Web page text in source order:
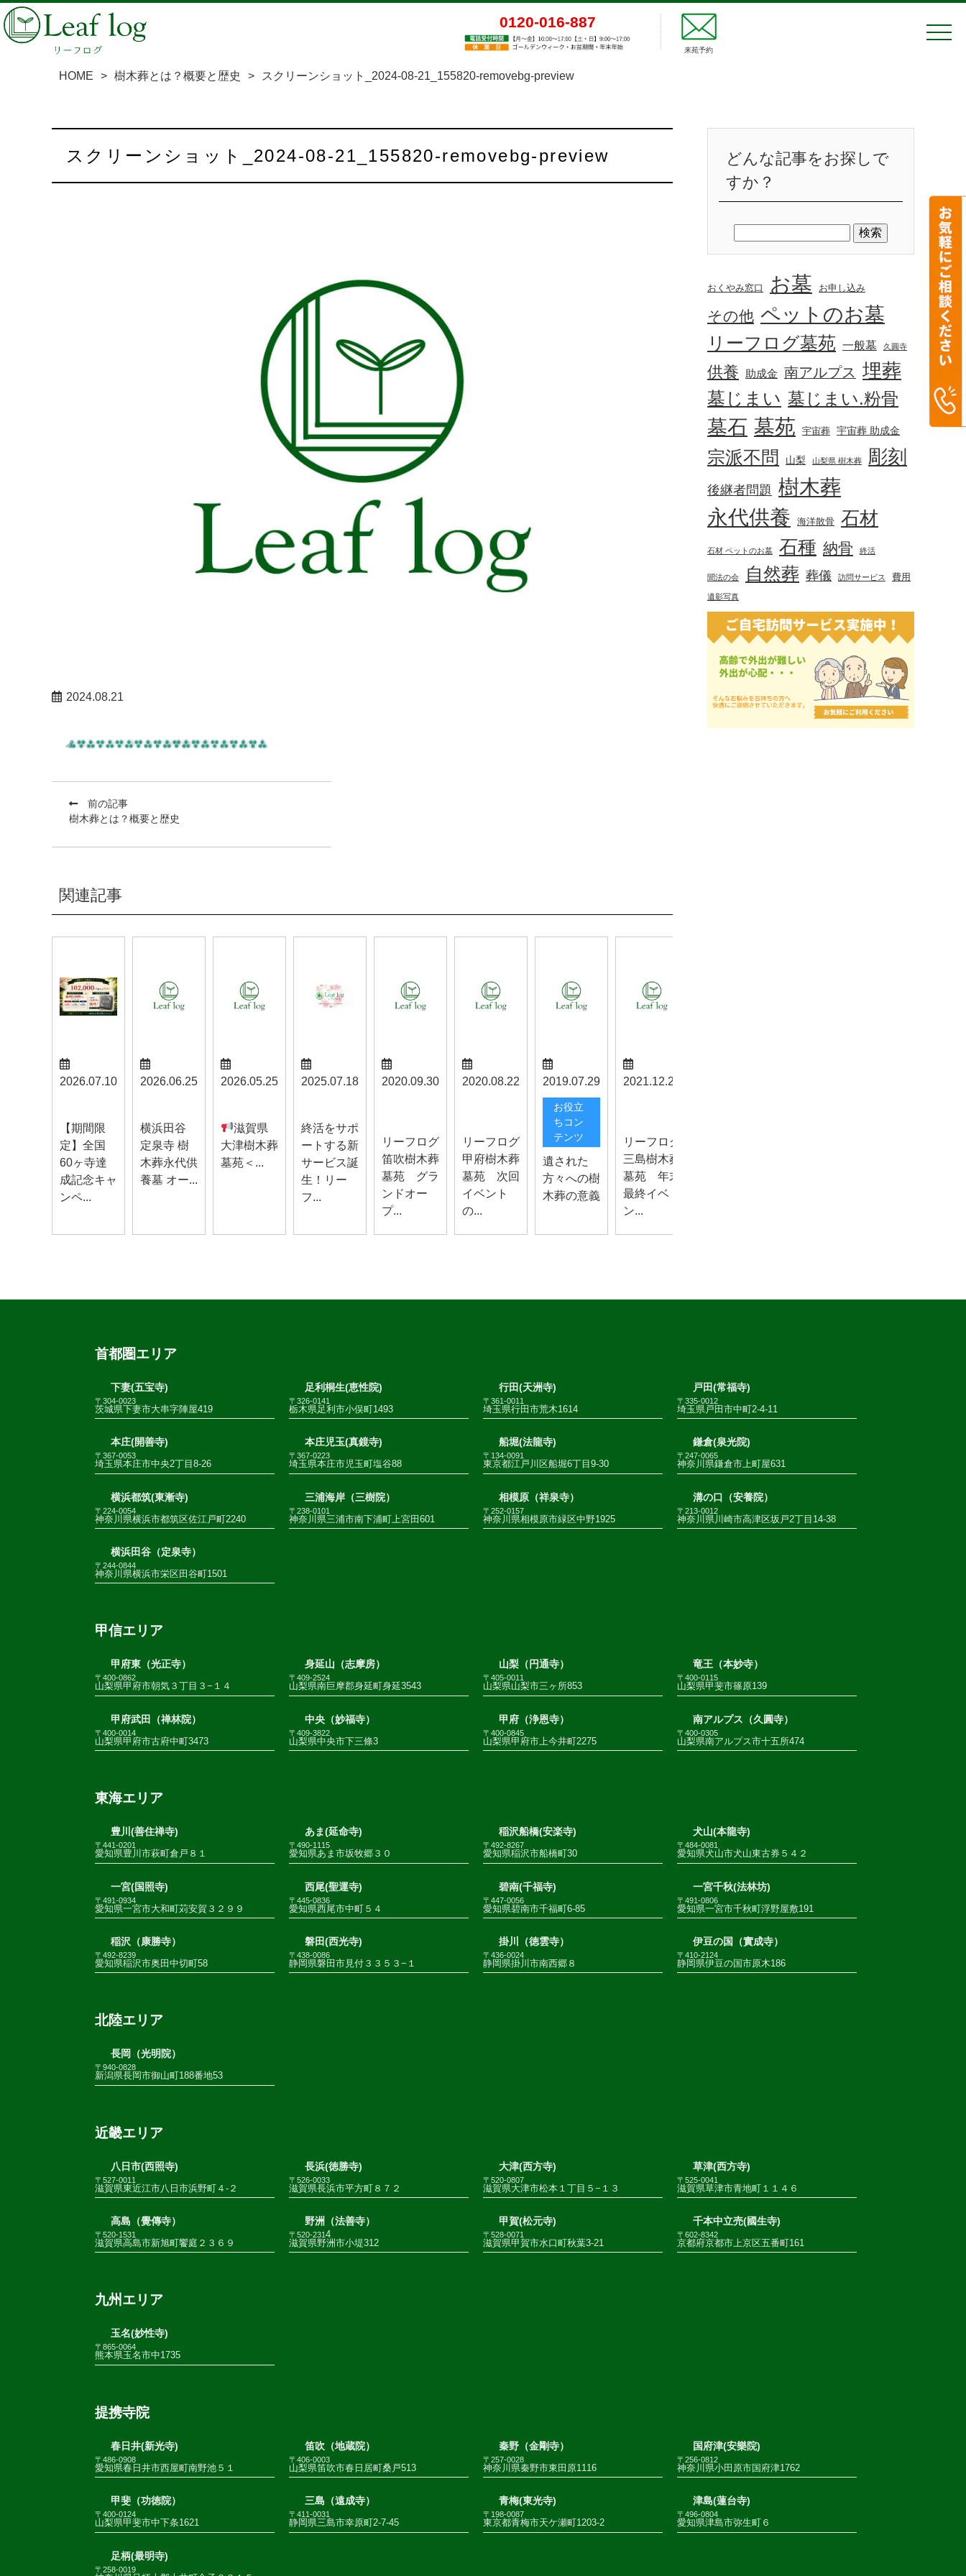
0120-016-887
来苑予約
HOME > 樹木葬とは？概要と歴史 > スクリーンショット_2024-08-21_155820-removebg-preview
スクリーンショット_2024-08-21_155820-removebg-preview
2024.08.21
前の記事
樹木葬とは？概要と歴史
関連記事
2026.07.10
【期間限
定】全国
60ヶ寺達
成記念キャ
ンペ...
2026.06.25
横浜田谷
定泉寺 樹
木葬永代供
養墓 オー...
2026.05.25
滋賀県
大津樹木葬
墓苑＜...
2025.07.18
終活をサポ
ートする新
サービス誕
生！リー
フ...
2020.09.30
リーフログ
笛吹樹木葬
墓苑 グラ
ンドオー
プ...
2020.08.22
リーフログ
甲府樹木葬
墓苑 次回
イベント
の...
2019.07.29
お役立
ちコン
テンツ
遺された
方々への樹
木葬の意義
2021.12.20
リーフログ
三島樹木葬
墓苑 年末
最終イベ
ン...
どんな記事をお探しで
すか？
おくやみ窓口 お墓 お申し込み
その他 ペットのお墓
リーフログ墓苑 一般墓 久圓寺
供養 助成金 南アルプス 埋葬
墓じまい 墓じまい.粉骨
墓石 墓苑 宇宙葬 宇宙葬 助成金
宗派不問 山梨 山梨県 樹木葬 彫刻
後継者問題 樹木葬
永代供養 海洋散骨 石材
石材 ペットのお墓 石種 納骨 終活
聞法の会 自然葬 葬儀 訪問サービス 費用
遺影写真
首都圏エリア
下妻(五宝寺)
〒304-0023
茨城県下妻市大串字陣屋419
足利桐生(恵性院)
〒326-0141
栃木県足利市小俣町1493
行田(天洲寺)
〒361-0011
埼玉県行田市荒木1614
戸田(常福寺)
〒335-0012
埼玉県戸田市中町2-4-11
本庄(開善寺)
〒367-0053
埼玉県本庄市中央2丁目8-26
本庄児玉(真鏡寺)
〒367-0223
埼玉県本庄市児玉町塩谷88
船堀(法龍寺)
〒134-0091
東京都江戸川区船堀6丁目9-30
鎌倉(泉光院)
〒247-0065
神奈川県鎌倉市上町屋631
横浜都筑(東漸寺)
〒224-0054
神奈川県横浜市都筑区佐江戸町2240
三浦海岸（三樹院）
〒238-0101
神奈川県三浦市南下浦町上宮田601
相模原（祥泉寺）
〒252-0157
神奈川県相模原市緑区中野1925
溝の口（安養院）
〒213-0012
神奈川県川崎市高津区坂戸2丁目14-38
横浜田谷（定泉寺）
〒244-0844
神奈川県横浜市栄区田谷町1501
甲信エリア
甲府東（光正寺）
〒400-0862
山梨県甲府市朝気３丁目３−１４
身延山（志摩房）
〒409-2524
山梨県南巨摩郡身延町身延3543
山梨（円通寺）
〒405-0011
山梨県山梨市三ヶ所853
竜王（本妙寺）
〒400-0115
山梨県甲斐市篠原139
甲府武田（禅林院）
〒400-0014
山梨県甲府市古府中町3473
中央（妙福寺）
〒409-3822
山梨県中央市下三條3
甲府（浄恩寺）
〒400-0845
山梨県甲府市上今井町2275
南アルプス（久圓寺）
〒400-0305
山梨県南アルプス市十五所474
東海エリア
豊川(善住禅寺)
〒441-0201
愛知県豊川市萩町倉戸８１
あま(延命寺)
〒490-1115
愛知県あま市坂牧郷３０
稲沢船橋(安楽寺)
〒492-8267
愛知県稲沢市船橋町30
犬山(本龍寺)
〒484-0081
愛知県犬山市犬山東古券５４２
一宮(国照寺)
〒491-0934
愛知県一宮市大和町苅安賀３２９９
西尾(聖運寺)
〒445-0836
愛知県西尾市中町５４
碧南(千福寺)
〒447-0056
愛知県碧南市千福町6-85
一宮千秋(法林坊)
〒491-0806
愛知県一宮市千秋町浮野屋敷191
稲沢（康勝寺）
〒492-8239
愛知県稲沢市奥田中切町58
磐田(西光寺)
〒438-0086
静岡県磐田市見付３３５３−１
掛川（徳雲寺）
〒436-0024
静岡県掛川市南西郷８
伊豆の国（實成寺）
〒410-2124
静岡県伊豆の国市原木186
北陸エリア
長岡（光明院）
〒940-0828
新潟県長岡市御山町188番地53
近畿エリア
八日市(西照寺)
〒527-0011
滋賀県東近江市八日市浜野町４-２
長浜(徳勝寺)
〒526-0033
滋賀県長浜市平方町８７２
大津(西方寺)
〒520-0807
滋賀県大津市松本１丁目５−１３
草津(西方寺)
〒525-0041
滋賀県草津市青地町１１４６
高島（覺傳寺）
〒520-1531
滋賀県高島市新旭町饗庭２３６９
野洲（法善寺）
〒520-2314
滋賀県野洲市小堤312
甲賀(松元寺)
〒528-0071
滋賀県甲賀市水口町秋葉3-21
千本中立売(國生寺)
〒602-8342
京都府京都市上京区五番町161
九州エリア
玉名(妙性寺)
〒865-0064
熊本県玉名市中1735
提携寺院
春日井(新光寺)
〒486-0908
愛知県春日井市西屋町南野池５１
笛吹（地蔵院）
〒406-0003
山梨県笛吹市春日居町桑戸513
秦野（金剛寺）
〒257-0028
神奈川県秦野市東田原1116
国府津(安樂院)
〒256-0812
神奈川県小田原市国府津1762
甲斐（功徳院）
〒400-0124
山梨県甲斐市中下条1621
三島（遠成寺）
〒411-0031
静岡県三島市幸原町2-7-45
青梅(東光寺)
〒198-0087
東京都青梅市天ケ瀬町1203-2
津島(蓮台寺)
〒496-0804
愛知県津島市弥生町６
足柄(最明寺)
〒258-0019